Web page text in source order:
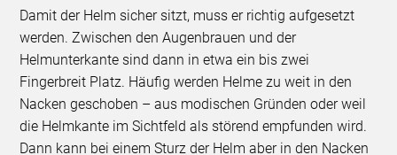
Damit der Helm sicher sitzt, muss er richtig aufgesetzt
werden. Zwischen den Augenbrauen und der
Helmunterkante sind dann in etwa ein bis zwei
Fingerbreit Platz. Häufig werden Helme zu weit in den
Nacken geschoben – aus modischen Gründen oder weil
die Helmkante im Sichtfeld als störend empfunden wird.
Dann kann bei einem Sturz der Helm aber in den Nacken